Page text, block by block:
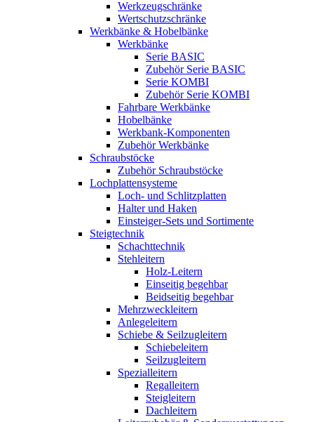
Werkzeugschränke
Wertschutzschränke
Werkbänke & Hobelbänke
Werkbänke
Serie BASIC
Zubehör Serie BASIC
Serie KOMBI
Zubehör Serie KOMBI
Fahrbare Werkbänke
Hobelbänke
Werkbank-Komponenten
Zubehör Werkbänke
Schraubstöcke
Zubehör Schraubstöcke
Lochplattensysteme
Loch- und Schlitzplatten
Halter und Haken
Einsteiger-Sets und Sortimente
Steigtechnik
Schachttechnik
Stehleitern
Holz-Leitern
Einseitig begehbar
Beidseitig begehbar
Mehrzweckleitern
Anlegeleitern
Schiebe & Seilzugleitern
Schiebeleitern
Seilzugleitern
Spezialleitern
Regalleitern
Steigleitern
Dachleitern